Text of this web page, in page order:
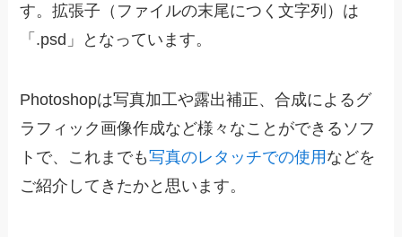
す。拡張子（ファイルの末尾につく文字列）は
「.psd」となっています。
Photoshopは写真加工や露出補正、合成によるグ
ラフィック画像作成など様々なことができるソフ
トで、これまでも写真のレタッチでの使用 などを
ご紹介してきたかと思います。